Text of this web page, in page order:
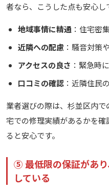
者なら、こうした点も安心し
地域事情に精通 ：住宅密
近隣への配慮 ：騒音対策
アクセスの良さ ：緊急時
口コミの確認：近隣住民
業者選びの際は、杉並区内
宅での修理実績があるかを
ると安心です。
⑤ 最低限の保証があ
している